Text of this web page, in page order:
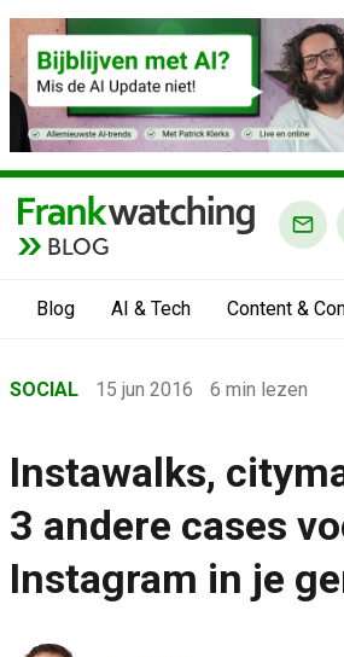
BLOG
Blog AI & Tech Content &
›
Social
›
Instawalks, citymarketing & 3 andere
SOCIAL 15 jun 2016 6 min lezen
Instawalks,
3 andere cases
Instagram in je